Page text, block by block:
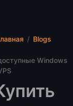
Blogs
Windows